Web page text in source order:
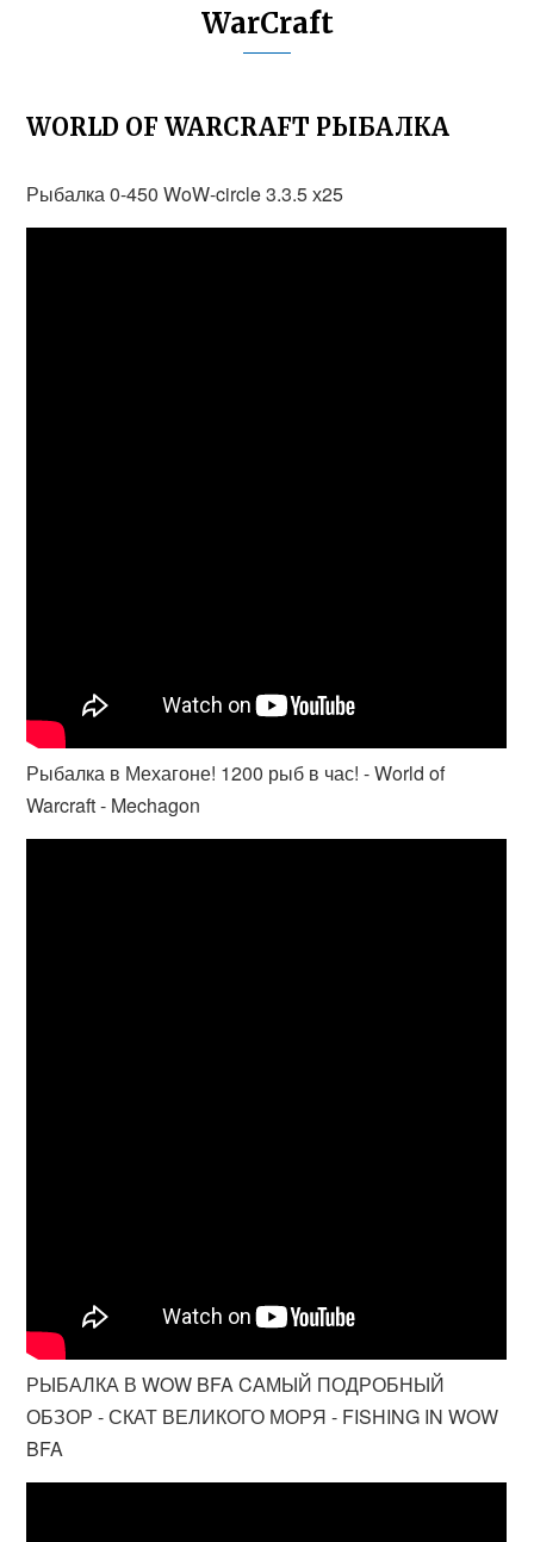
WarCraft
WORLD OF WARCRAFT РЫБАЛКА
Рыбалка 0-450 WoW-circle 3.3.5 х25
Рыбалка в Мехагоне! 1200 рыб в час! - World of
Warcraft - Mechagon
РЫБАЛКА В WOW BFA CАМЫЙ ПОДРОБНЫЙ
ОБЗОР - СКАТ ВЕЛИКОГО МОРЯ - FISHING IN WOW
BFA